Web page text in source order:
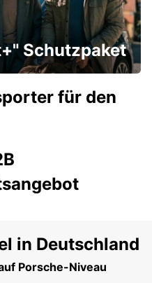
Schutzpaket
für den
in Deutschland
Porsche-Niveau